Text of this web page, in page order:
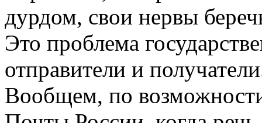
дурдом, свои нервы
Это проблема
отправители и
Вообщем, по